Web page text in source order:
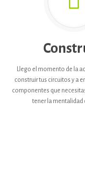
Llego el momento de la
construir tus circuitos y a
componentes que
tener la mentalidad